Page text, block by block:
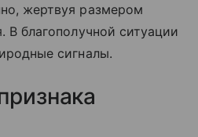
жертвуя размером
В благополучной ситуации
сигналы.